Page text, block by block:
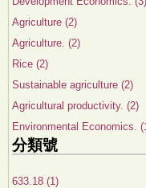
Agriculture (2)
Agriculture. (2)
Rice (2)
Sustainable agriculture (2)
Agricultural productivity. (2)
Environmental Economics.
分類號
633.18 (1)